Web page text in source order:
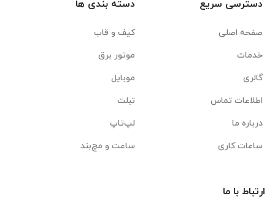
دسترسی سریع
صفحه اصلی
خدمات
گالری
اطلاعات تماس
درباره ما
ساعات کاری
دسته بندی ها
کیف و قاب
موتور برق
موبایل
تبلت
لپ‌تاپ
ساعت و مچ‌بند
ارتباط با ما